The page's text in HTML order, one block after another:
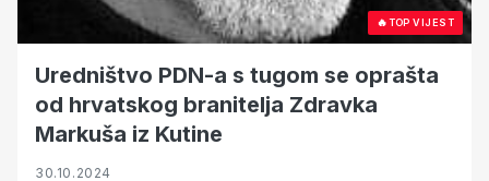
🔥TOP VIJEST
Uredništvo PDN-a s tugom se oprašta
od hrvatskog branitelja Zdravka
Markuša iz Kutine
30.10.2024